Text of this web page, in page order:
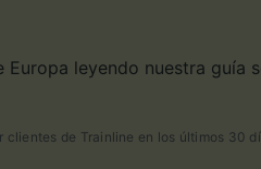
leyendo nuestra guía
de Trainline en los últimos 30